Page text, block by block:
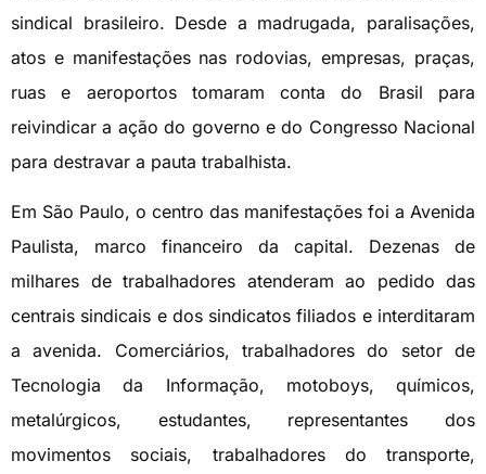
sindical brasileiro. Desde a madrugada, paralisações,
atos e manifestações nas rodovias, empresas, praças,
ruas e aeroportos tomaram conta do Brasil para
reivindicar a ação do governo e do Congresso Nacional
para destravar a pauta trabalhista.
Em São Paulo, o centro das manifestações foi a Avenida
Paulista, marco financeiro da capital. Dezenas de
milhares de trabalhadores atenderam ao pedido das
centrais sindicais e dos sindicatos filiados e interditaram
a avenida. Comerciários, trabalhadores do setor de
Tecnologia da Informação, motoboys, químicos,
metalúrgicos, estudantes, representantes dos
movimentos sociais, trabalhadores do transporte,